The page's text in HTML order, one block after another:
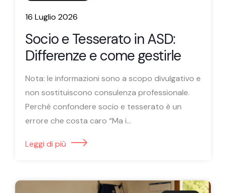
16 Luglio 2026
Socio e Tesserato in ASD:
Differenze e come gestirle
Nota: le informazioni sono a scopo divulgativo e
non sostituiscono consulenza professionale.
Perché confondere socio e tesserato è un
errore che costa caro “Ma i...
Leggi di più